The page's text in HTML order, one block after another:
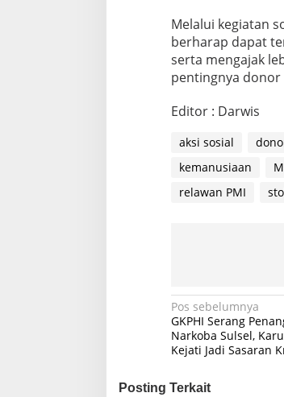
Melalui kegiatan
berharap dapat
serta mengajak
pentingnya donor
Editor : Darwis
aksi sosial
kemanusiaan
relawan PMI
N
a
v
i
Pos sebelumnya
GKPHI Serang
Narkoba Sulsel,
Kejati Jadi Sasaran
Posting Terkait